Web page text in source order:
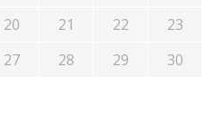
20 21 22
23
27 28 29
30